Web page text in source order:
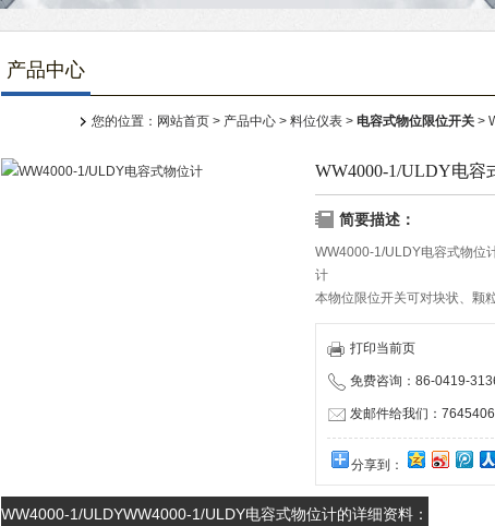
产品中心
您的位置： 网站首页 > 产品中心 > 料位仪表 > 电容式物位限位开关 >
WW4000-1/ULDY电容
简要描述：
WW4000-1/ULDY电容式物位
计
本物位限位开关可对块状、颗
制或上、下限位报警，适用于
金、石油、化工、轻工、煤
打印当前页
免费咨询：86-0419-
发邮件给我们：
分享到：
WW4000-1/ULDYWW4000-1/ULDY电容式物位计的详细资料：